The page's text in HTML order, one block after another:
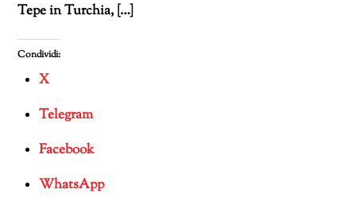
Tepe in Turchia, […]
Condividi:
X
Telegram
Facebook
WhatsApp